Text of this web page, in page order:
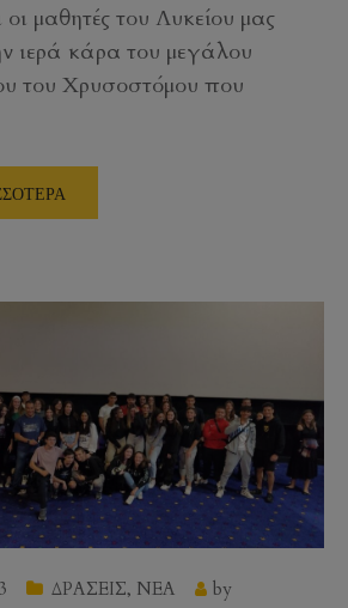
οι μαθητές του Λυκείου μας
ιερά κάρα του μεγάλου
του Χρυσοστόμου που
ΔΡΑΣΕΙΣ, ΝΕΑ
by